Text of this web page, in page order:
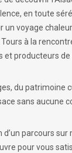
en toute
un voyage
à la
producteurs de
du patrimoine
sans aucune
d’un parcours sur
pour vous